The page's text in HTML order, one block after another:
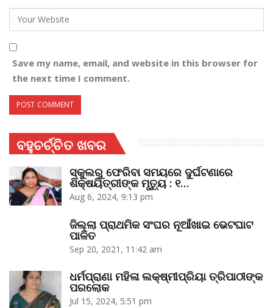
Save my name, email, and website in this browser for
the next time I comment.
ବହୁଚର୍ଚ୍ଚିତ ଖବର
ସ୍କୁଲରୁ ଫେରିବା ସମୟରେ ଦୁର୍ଘଟଣାରେ
ଶିକ୍ଷୟିତ୍ରୀଙ୍କ ମୃତ୍ୟୁ : ୧…
Aug 6, 2024, 9:13 pm
ଜିଲ୍ଲା ପ୍ରାଥମିକ ସଂଘର ନୂଆଁଖାଇ ଭେଟଘାଟ
ପାଳିତ
Sep 20, 2021, 11:42 am
ଧର୍ମପ୍ରାଣା ମହିଳା ଲକ୍ଷ୍ମୀପ୍ରିୟା ତ୍ରିପାଠୀଙ୍କ
ପରଲୋକ
Jul 15, 2024, 5:51 pm